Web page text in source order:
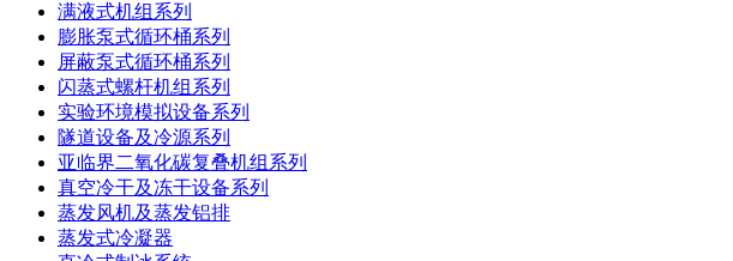
满液式机组系列
膨胀泵式循环桶系列
屏蔽泵式循环桶系列
闪蒸式螺杆机组系列
实验环境模拟设备系列
隧道设备及冷源系列
亚临界二氧化碳复叠机组系列
真空冷干及冻干设备系列
蒸发风机及蒸发铝排
蒸发式冷凝器